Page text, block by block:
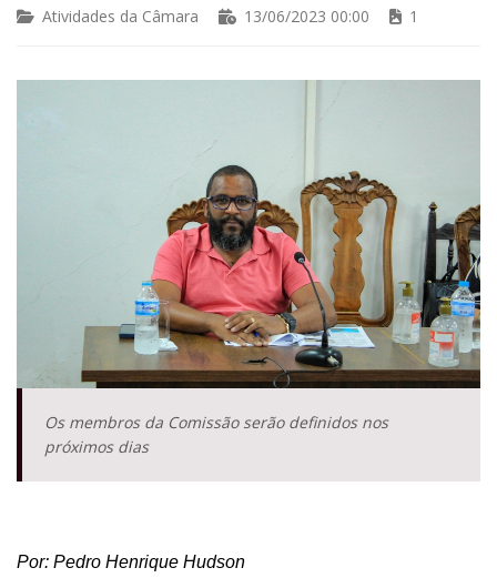
Atividades da Câmara 13/06/2023 00:00 1
Os membros da Comissão serão definidos nos
próximos dias
Por: Pedro Henrique Hudson